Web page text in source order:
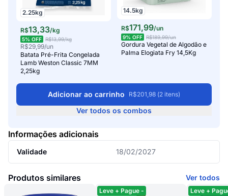
Informações adicionais
Validade 18/02/2027
2.25kg
R$13,33/kg
5% OFF R$13,99/kg
R$29,99/un
Batata Pré-Frita Congelada
Lamb Weston Classic 7MM
2,25kg
14.5kg
R$171,99/un
9% OFF R$189,99/un
Gordura Vegetal de Algodão e
Palma Elogiata Fry 14,5Kg
Adicionar ao carrinho R$201,98 (2 itens)
Ver todos os combos
Produtos similares Ver todos
Leve + Pague - Leve +